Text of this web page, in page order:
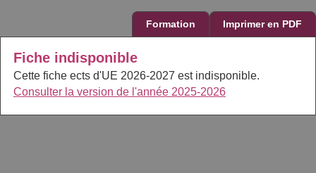
Formation Imprimer en PDF
Fiche indisponible
Cette fiche ects d'UE 2026-2027 est indisponible.
Consulter la version de l'année 2025-2026